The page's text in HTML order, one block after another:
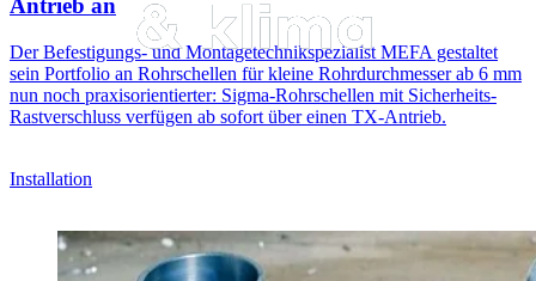
Antrieb an
Der Befestigungs- und Montagetechnikspezialist MEFA gestaltet
sein Portfolio an Rohrschellen für kleine Rohrdurchmesser ab 6 mm
nun noch praxisorientierter: Sigma-Rohrschellen mit Sicherheits-
Rastverschluss verfügen ab sofort über einen TX-Antrieb.
Installation